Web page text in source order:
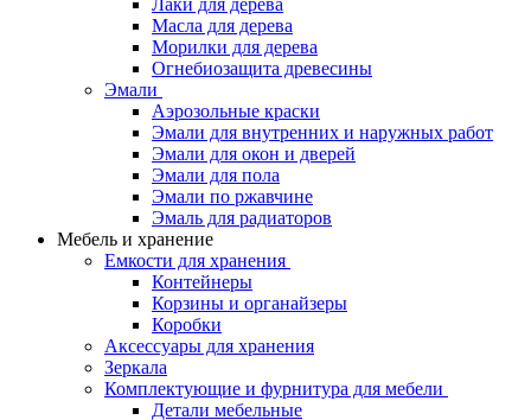
Масла для дерева
Морилки для дерева
Огнебиозащита древесины
Эмали
Аэрозольные краски
Эмали для внутренних и наружных работ
Эмали для окон и дверей
Эмали для пола
Эмали по ржавчине
Эмаль для радиаторов
Мебель и хранение
Емкости для хранения
Контейнеры
Корзины и органайзеры
Коробки
Аксессуары для хранения
Зеркала
Комплектующие и фурнитура для мебели
Детали мебельные